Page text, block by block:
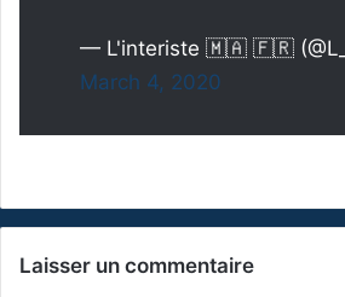
— L'interiste 🇲🇦 🇫🇷
March 4, 2020
Laisser un commentaire